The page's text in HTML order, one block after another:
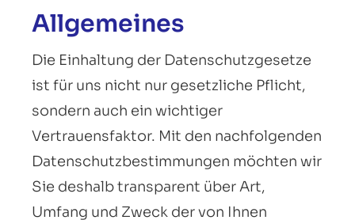
Allgemeines
Die Einhaltung der Datenschutzgesetze
ist für uns nicht nur gesetzliche Pflicht,
sondern auch ein wichtiger
Vertrauensfaktor. Mit den nachfolgenden
Datenschutzbestimmungen möchten wir
Sie deshalb transparent über Art,
Umfang und Zweck der von Ihnen